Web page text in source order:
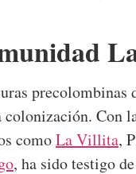
Con
comoLa Villita,
, ha sido testigo